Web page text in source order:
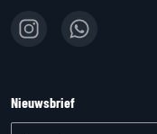
Nieuwsbrief